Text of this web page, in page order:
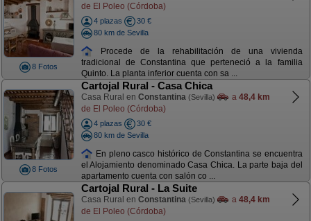
8 Fotos
de El Poleo (Córdoba)
4 plazas
30 €
80 km de Sevilla
Procede de la rehabilitación de una vivienda
tradicional de Constantina que perteneció a la familia
Quinto. La planta inferior cuenta con sa ...
8 Fotos
Cartojal Rural - Casa Chica
Casa Rural en Constantina (Sevilla) a 48,4 km
de El Poleo (Córdoba)
4 plazas
30 €
80 km de Sevilla
En pleno casco histórico de Constantina se encuentra
el Alojamiento denominado Casa Chica. La parte baja del
apartamento cuenta con salón co ...
Cartojal Rural - La Suite
Casa Rural en Constantina (Sevilla) a 48,4 km
de El Poleo (Córdoba)